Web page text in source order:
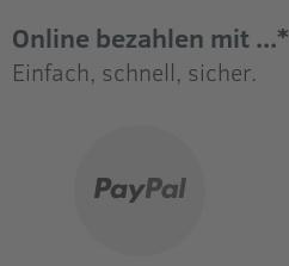
Online bezahlen mit ...*
Einfach, schnell, sicher.